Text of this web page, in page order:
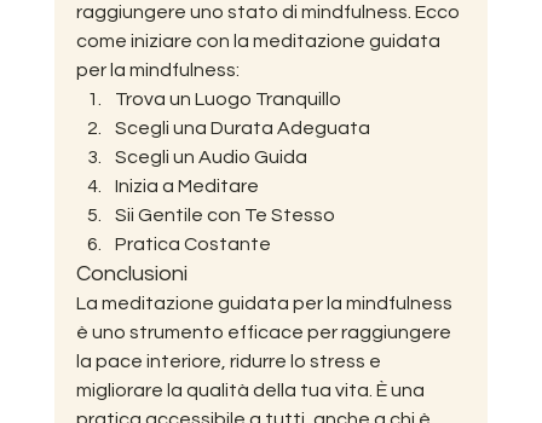
raggiungere uno stato di mindfulness. Ecco
come iniziare con la meditazione guidata
per la mindfulness:
Trova un Luogo Tranquillo
Scegli una Durata Adeguata
Scegli un Audio Guida
Inizia a Meditare
Sii Gentile con Te Stesso
Pratica Costante
Conclusioni
La meditazione guidata per la mindfulness
è uno strumento efficace per raggiungere
la pace interiore, ridurre lo stress e
migliorare la qualità della tua vita. È una